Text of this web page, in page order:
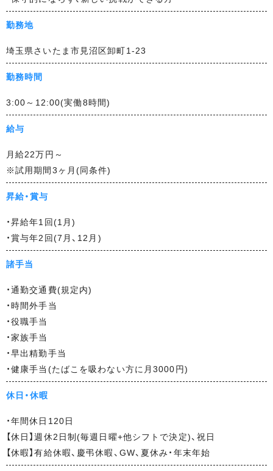
勤務地
埼玉県さいたま市見沼区卸町1-23
勤務時間
3:00～12:00(実働8時間)
給与
月給22万円～
※試用期間3ヶ月(同条件)
昇給・賞与
・昇給年1回(1月)
・賞与年2回(7月、12月)
諸手当
・通勤交通費(規定内)
・時間外手当
・役職手当
・家族手当
・早出精勤手当
・健康手当(たばこを吸わない方に月3000円)
休日・休暇
・年間休日120日
【休日】週休2日制(毎週日曜+他シフトで決定)、祝日
【休暇】有給休暇、慶弔休暇、GW、夏休み・年末年始